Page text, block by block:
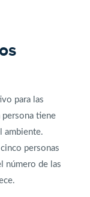
para las
persona tiene
ambiente.
personas
número de las